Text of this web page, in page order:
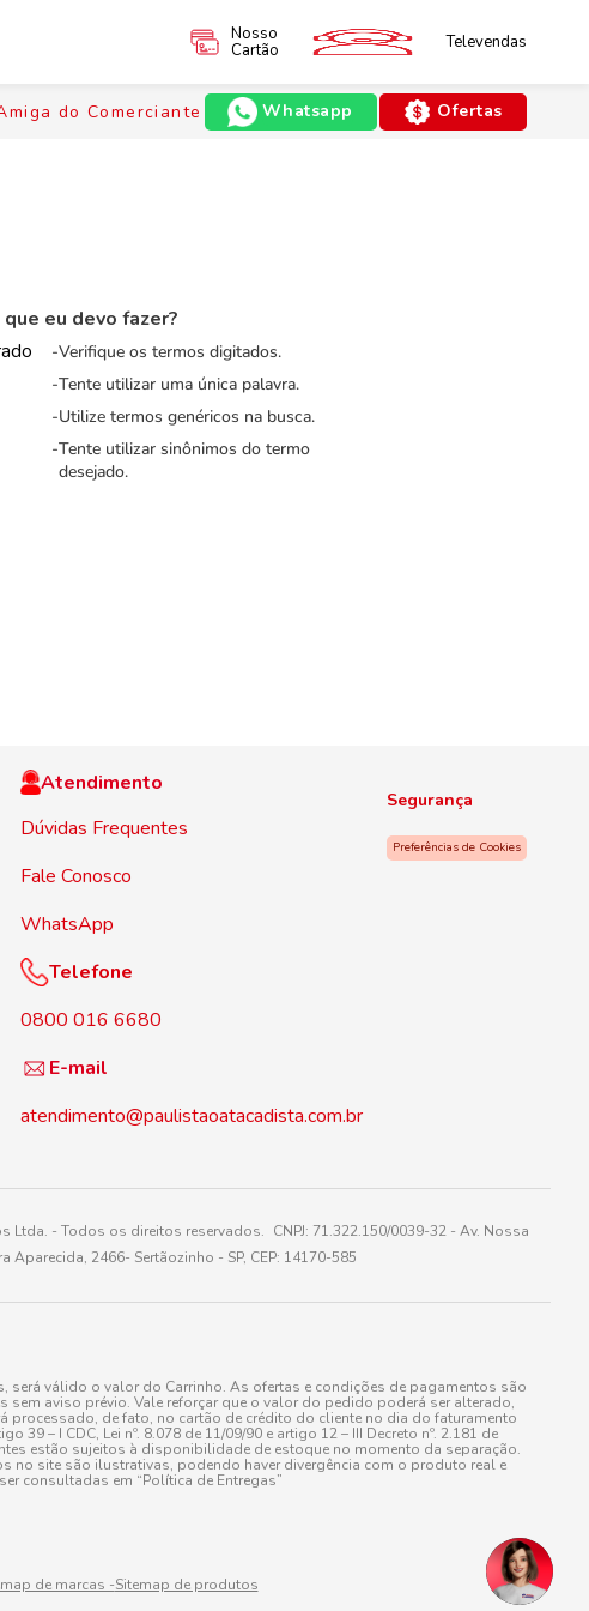
Nosso
Cartão Televendas
do Comerciante Whatsapp Ofertas
que eu devo fazer?
Verifique os termos digitados.
Tente utilizar uma única palavra.
Utilize termos genéricos na busca.
Tente utilizar sinônimos do termo
desejado.
Atendimento
Dúvidas Frequentes
Fale Conosco
WhatsApp
Telefone
0800 016 6680
E-mail
atendimento@paulistaoatacadista.com.br
Segurança
Preferências de Cookies
Ltda. - Todos os direitos reservados. CNPJ: 71.322.150/0039-32 - Av. Nossa
Aparecida, 2466- Sertãozinho - SP, CEP: 14170-585
válido o valor do Carrinho. As ofertas e condições de pagamentos são
aviso prévio. Vale reforçar que o valor do pedido poderá ser alterado,
de fato, no cartão de crédito do cliente no dia do faturamento
– I CDC, Lei nº. 8.078 de 11/09/90 e artigo 12 – III Decreto nº. 2.181 de
estão sujeitos à disponibilidade de estoque no momento da separação.
site são ilustrativas, podendo haver divergência com o produto real e
consultadas em “Política de Entregas”
de marcas -Sitemap de produtos